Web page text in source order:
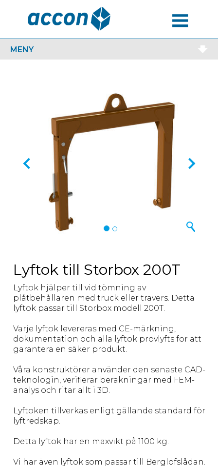
MENU
Lyftok till Storbox 200T
Lyftok hjälper till vid tömning av
plåtbehållaren med truck eller travers. Detta
lyftok passar till Storbox modell 200T.
Varje lyftok levereras med CE-märkning,
dokumentation och alla lyftok provlyfts för att
garantera en säker produkt.
Våra konstruktörer använder den senaste CAD-
teknologin, verifierar beräkningar med FEM-
analys och ritar allt i 3D.
Lyftoken tillverkas enligt gällande standard för
lyftredskap.
Detta lyftok har en maxvikt på 1100 kg.
Vi har även lyftok som passar till Berglöfslådan.
MENY